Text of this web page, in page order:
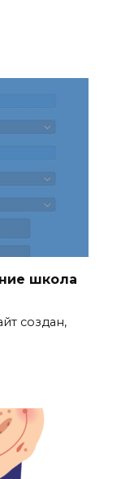
школа
создан,